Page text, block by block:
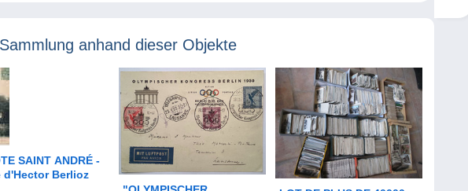
anhand dieser Objekte
SAINT ANDRÉ -
d'Hector Berlioz